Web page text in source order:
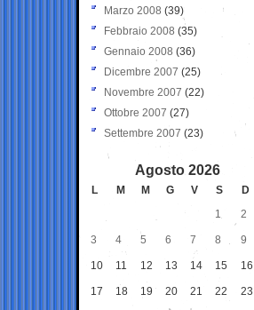
Marzo 2008 (39)
Febbraio 2008 (35)
Gennaio 2008 (36)
Dicembre 2007 (25)
Novembre 2007 (22)
Ottobre 2007 (27)
Settembre 2007 (23)
Agosto 2026
L M M G V S
D
1
2
3 4 5 6 7 8 9
10 11 12 13 14 15 16
17 18 19 20 21 22 23